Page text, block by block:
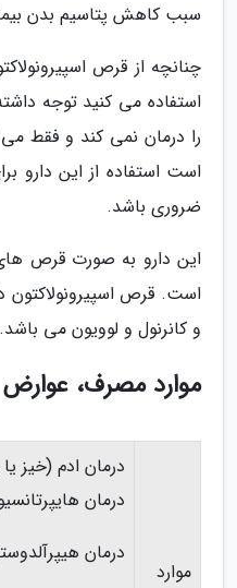
سبب کاهش پتاسیم بدن
چنانچه از قرص
استفاده می کنید توجه
را درمان نمی کند و فقط
است استفاده از این دارو
ضروری باشد.
است. قرص اسپیرونولاکتون
و کانرنول و لوویون می باشد.
موارد مصرف،
موارد
درمان ادم (خیز
درمان
درمان